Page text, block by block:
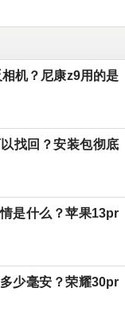
机？尼康z9用的是
找回？安装包彻底
是什么？苹果13pr
少毫安？荣耀30pr